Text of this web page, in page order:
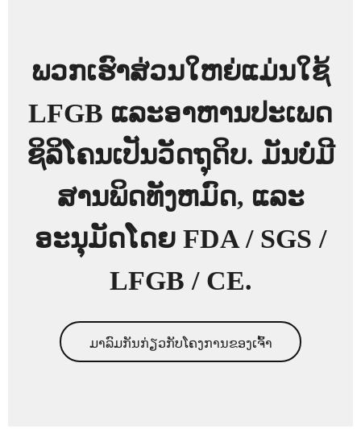
ພວກເຮົາສ່ວນໃຫຍ່ແມ່ນໃຊ້
LFGB ແລະອາຫານປະເພດ
ຊິລິໂຄນເປັນວັດຖຸດິບ. ມັນບໍ່ມີ
ສານພິດທັງຫມົດ, ແລະ
ອະນຸມັດໂດຍ FDA / SGS /
LFGB / CE.
ມາລົມກັນກ່ຽວກັບໂຄງການຂອງເຈົ້າ